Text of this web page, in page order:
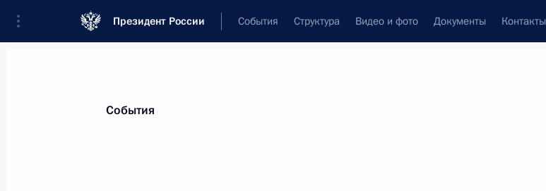
Президент России События Структура Видео и фото Документы Контакты
События